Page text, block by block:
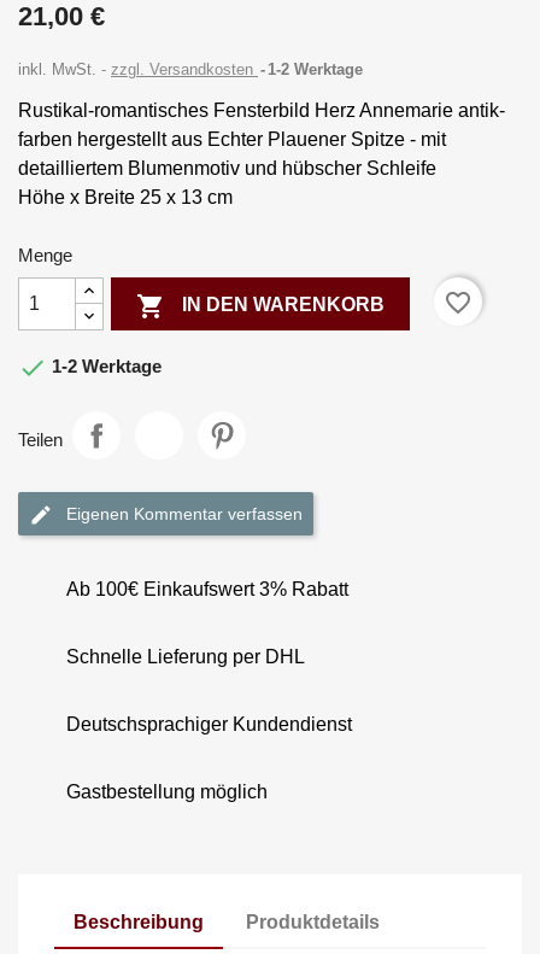
21,00 €
inkl. MwSt. zzgl. Versandkosten 1-2 Werktage
Rustikal-romantisches Fensterbild Herz Annemarie antik-
farben hergestellt aus Echter Plauener Spitze - mit
detailliertem Blumenmotiv und hübscher Schleife
Höhe x Breite 25 x 13 cm
Menge
 IN DEN WARENKORB favorite_border
 1-2 Werktage
Teilen
Eigenen Kommentar verfassen
Ab 100€ Einkaufswert 3% Rabatt
Schnelle Lieferung per DHL
Deutschsprachiger Kundendienst
Gastbestellung möglich
Beschreibung Produktdetails